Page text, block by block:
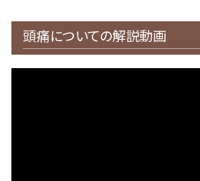
頭痛についての解説動画